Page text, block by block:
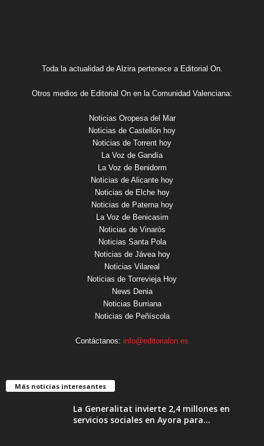
Toda la actualidad de Alzira pertenece a Editorial On.
Otros medios de Editorial On en la Comunidad Valenciana:
Noticias Oropesa del Mar
Noticias de Castellón hoy
Noticias de Torrent hoy
La Voz de Gandía
La Voz de Benidorm
Noticias de Alicante hoy
Noticias de Elche hoy
Noticias de Paterna hoy
La Voz de Benicasim
Noticias de Vinaròs
Noticias Santa Pola
Noticias de Jávea hoy
Noticias Vilareal
Noticias de Torrevieja Hoy
News Denia
Noticias Burriana
Noticias de Peñíscola
Contáctanos: info@editorialon.es
Más noticias interesantes
La Generalitat invierte 2,4 millones en
servicios sociales en Ayora para...